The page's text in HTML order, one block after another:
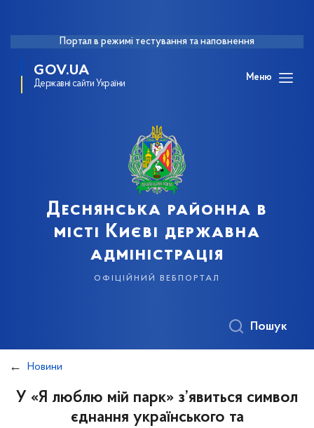
Портал в режимі тестування та наповнення
GOV.UA
Державні сайти України
Меню
Деснянська районна в
місті Києві державна
адміністрація
офіційний вебпортал
Пошук
Новини
У «Я люблю мій парк» з’явиться символ
єднання українського та